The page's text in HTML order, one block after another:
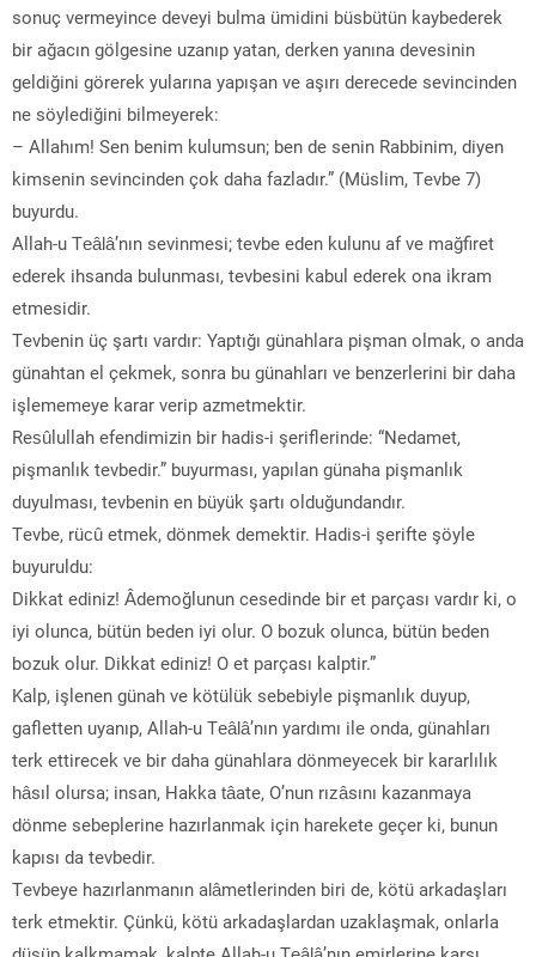
sonuç vermeyince deveyi bulma ümidini büsbütün kaybederek
bir ağacın gölgesine uzanıp yatan, derken yanına devesinin
geldiğini görerek yularına yapışan ve aşırı derecede sevincinden
ne söylediğini bilmeyerek:
– Allahım! Sen benim kulumsun; ben de senin Rabbinim, diyen
kimsenin sevincinden çok daha fazladır.” (Müslim, Tevbe 7)
buyurdu.
Allah-u Teâlâ’nın sevinmesi; tevbe eden kulunu af ve mağfiret
ederek ihsanda bulunması, tevbesini kabul ederek ona ikram
etmesidir.
Tevbenin üç şartı vardır: Yaptığı günahlara pişman olmak, o anda
günahtan el çekmek, sonra bu günahları ve benzerlerini bir daha
işlememeye karar verip azmetmektir.
Resûlullah efendimizin bir hadis-i şeriflerinde: “Nedamet,
pişmanlık tevbedir.” buyurması, yapılan günaha pişmanlık
duyulması, tevbenin en büyük şartı olduğundandır.
Tevbe, rücû etmek, dönmek demektir. Hadis-i şerifte şöyle
buyuruldu:
Dikkat ediniz! Âdemoğlunun cesedinde bir et parçası vardır ki, o
iyi olunca, bütün beden iyi olur. O bozuk olunca, bütün beden
bozuk olur. Dikkat ediniz! O et parçası kalptir.”
Kalp, işlenen günah ve kötülük sebebiyle pişmanlık duyup,
gafletten uyanıp, Allah-u Teâlâ’nın yardımı ile onda, günahları
terk ettirecek ve bir daha günahlara dönmeyecek bir kararlılık
hâsıl olursa; insan, Hakka tâate, O’nun rızâsını kazanmaya
dönme sebeplerine hazırlanmak için harekete geçer ki, bunun
kapısı da tevbedir.
Tevbeye hazırlanmanın alâmetlerinden biri de, kötü arkadaşları
terk etmektir. Çünkü, kötü arkadaşlardan uzaklaşmak, onlarla